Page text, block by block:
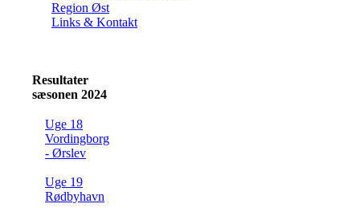
Region Øst
Links & Kontakt
Resultater
sæsonen 2024
Uge 18
Vordingborg
- Ørslev
Uge 19
Rødbyhavn